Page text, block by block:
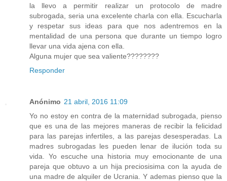
la llevo a permitir realizar un protocolo de madre
subrogada, seria una excelente charla con ella. Escucharla
y respetar sus ideas para que nos adentremos en la
mentalidad de una persona que durante un tiempo logro
llevar una vida ajena con ella.
Alguna mujer que sea valiente????????
Responder
Anónimo 21 abril, 2016 11:09
Yo no estoy en contra de la maternidad subrogada, pienso
que es una de las mejores maneras de recibir la felicidad
para las parejas infertiles, a las parejas desesperadas. La
madres subrogadas les pueden lenar de ilución toda su
vida. Yo escuche una historia muy emocionante de una
pareja que obtuvo a un hija preciosisima con la ayuda de
una madre de alquiler de Ucrania. Y ademas pienso que la